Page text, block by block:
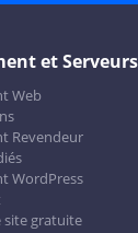
et Serveurs
Web
Revendeur
WordPress
site gratuite